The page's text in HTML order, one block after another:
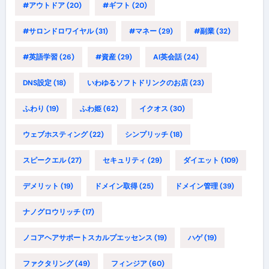
#アウトドア(20) #ギフト (20)
#サロンドロワイヤル(31) #マネー(29) #副業(32)
#英語学習(26) #資産(29) AI英会話(24)
DNS設定(18) いわゆるソフトドリンクのお店(23)
ふわり (19) ふわ姫(62) イクオス (30)
ウェブホスティング(22) シンプリッチ(18)
スピークエル(27) セキュリティ (29) ダイエット (109)
デメリット (19) ドメイン取得(25) ドメイン管理(39)
ナノグロウリッチ(17)
ノコアヘアサポートスカルプエッセンス (19) ハゲ(19)
ファクタリング(49) フィンジア(60)